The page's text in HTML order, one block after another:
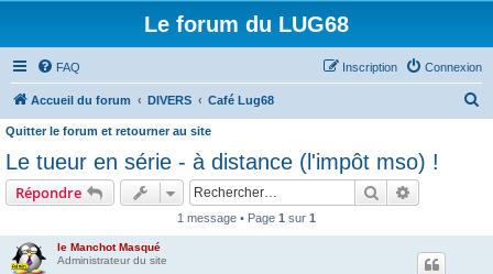
Le forum du LUG68
FAQ Connexion
Inscription
Accueil du forum DIVERS Café Lug68
Quitter le forum et retourner au site
Le tueur en série - à distance (l'impôt mso) !
Répondre Rechercher
1 message • Page 1 sur 1
le Manchot Masqué
Administrateur du site